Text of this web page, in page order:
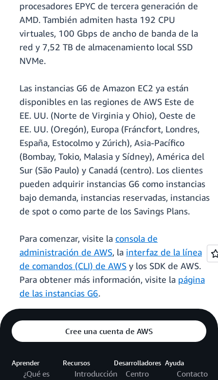
procesadores EPYC de tercera generación de
AMD. También admiten hasta 192 CPU
virtuales, 100 Gbps de ancho de banda de la
red y 7,52 TB de almacenamiento local SSD
NVMe.
Las instancias G6 de Amazon EC2 ya están
disponibles en las regiones de AWS Este de
EE. UU. (Norte de Virginia y Ohio), Oeste de
EE. UU. (Oregón), Europa (Fráncfort, Londres,
España, Estocolmo y Zúrich), Asia-Pacífico
(Bombay, Tokio, Malasia y Sídney), América del
Sur (São Paulo) y Canadá (centro). Los clientes
pueden adquirir instancias G6 como instancias
bajo demanda, instancias reservadas, instancias
de spot o como parte de los Savings Plans.
Para comenzar, visite la consola de
administración de AWS, la interfaz de la línea
de comandos (CLI) de AWS y los SDK de AWS.
Para obtener más información, visite la página
de las instancias G6.
Cree una cuenta de AWS
Aprender
¿Qué es
Recursos
Introducción
Desarrolladores
Centro
Ayuda
Contacto